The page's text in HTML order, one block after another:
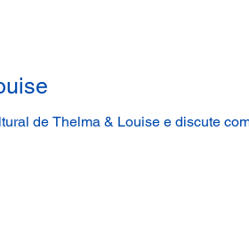
de Thelma & Louise e discute